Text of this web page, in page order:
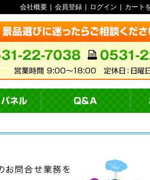
会社概要 | 会員登録 | ログイン | カート